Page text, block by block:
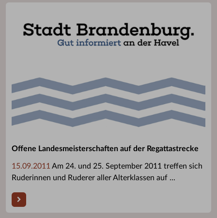
Offene Landesmeisterschaften auf der Regattastrecke
15.09.2011 Am 24. und 25. September 2011 treffen sich
Ruderinnen und Ruderer aller Alterklassen auf ...